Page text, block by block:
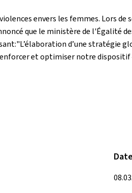
envers les femmes. Lors
que le ministère de l'Égalité
d’une stratégie
et optimiser notre dispositif